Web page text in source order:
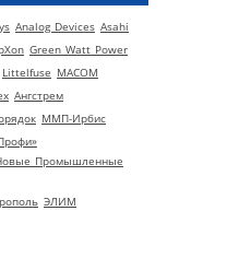
Analog Devices Asahi
Green Watt Power
Littelfuse MACOM
Ангстрем
ММП-Ирбис
Промышленные
ЭЛИМ